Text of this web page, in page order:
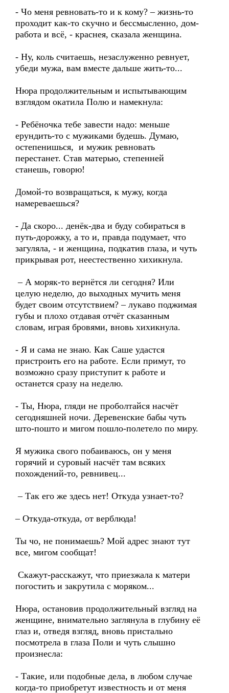
- Чо меня ревновать-то и к кому? – жизнь-то
проходит как-то скучно и бессмысленно, дом-
работа и всё, - краснея, сказала женщина.
- Ну, коль считаешь, незаслуженно ревнует,
убеди мужа, вам вместе дальше жить-то...
Нюра продолжительным и испытывающим
взглядом окатила Полю и намекнула:
- Ребёночка тебе завести надо: меньше
ерундить-то с мужиками будешь. Думаю,
остепенишься, и мужик ревновать
перестанет. Став матерью, степенней
станешь, говорю!
Домой-то возвращаться, к мужу, когда
намереваешься?
- Да скоро... денёк-два и буду собираться в
путь-дорожку, а то и, правда подумает, что
загуляла, - и женщина, подкатив глаза, и чуть
прикрывая рот, неестественно хихикнула.
– А моряк-то вернётся ли сегодня? Или
целую неделю, до выходных мучить меня
будет своим отсутствием? – лукаво поджимая
губы и плохо отдавая отчёт сказанным
словам, играя бровями, вновь хихикнула.
- Я и сама не знаю. Как Саше удастся
пристроить его на работе. Если примут, то
возможно сразу приступит к работе и
останется сразу на неделю.
- Ты, Нюра, гляди не проболтайся насчёт
сегодняшней ночи. Деревенские бабы чуть
што-пошто и мигом пошло-полетело по миру.
Я мужика свого побаиваюсь, он у меня
горячий и суровый насчёт там всяких
похождений-то, ревнивец...
– Так его же здесь нет! Откуда узнает-то?
– Откуда-откуда, от верблюда!
Ты чо, не понимаешь? Мой адрес знают тут
все, мигом сообщат!
Скажут-расскажут, что приезжала к матери
погостить и закрутила с моряком...
Нюра, остановив продолжительный взгляд на
женщине, внимательно заглянула в глубину её
глаз и, отведя взгляд, вновь пристально
посмотрела в глаза Поли и чуть слышно
произнесла:
- Такие, или подобные дела, в любом случае
когда-то приобретут известность и от меня